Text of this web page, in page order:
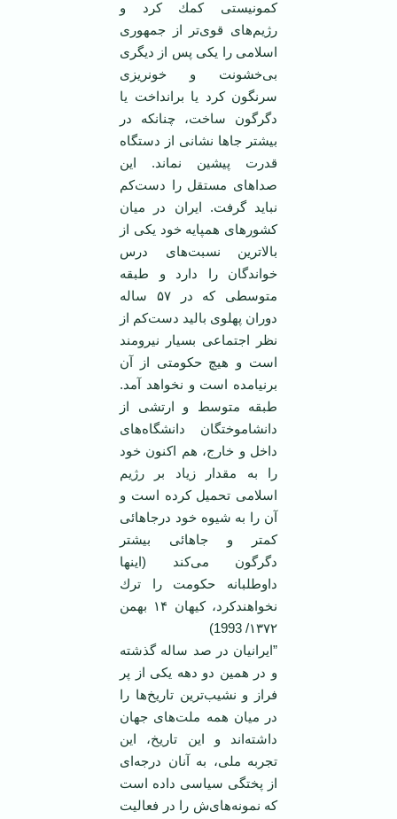
كمونیستی كمك كرد و
رژیم‌های قوی‌تر از جمهوری
اسلامی را یكی پس از دیگری
بی‌خشونت و ‏خونریزی
سرنگون كرد یا برانداخت یا
دگرگون ساخت، چنانكه در
بیشتر جاها نشانی از دستگاه
قدرت ‏پیشین نماند. این
صداهای مستقل را دست‌كم
نباید گرفت. ایران در میان
كشورهای همپایه خود یكی از
‏بالاترین نسبت‌های درس
خواندگان را دارد و طبقه
متوسطی كه در ۵٧ ساله
دوران پهلوی بالید دست‌كم ‏از
نظر اجتماعی بسیار نیرومند
است و هیچ حكومتی از آن
برنیامده است و نخواهد آمد.
طبقه متوسط و ‏ارتشی از
دانشاموختگان دانشگاه‌های
داخل و خارج، هم اكنون خود
را به مقدار زیاد بر رژیم
اسلامی ‏تحمیل كرده است و
آن را به شیوه خود درجاهائی
كمتر و جاهائی بیشتر
دگرگون می‌كند (اینها
داوطلبانه ‏حكومت را ترك
نخواهندكرد، كیهان ١۴ بهمن
١٣٧۲/ 1993)‏
”ایرانیان در صد ساله گذشته
و در همین دو دهه یكی از پر
فراز و نشیب‌ترین تاریخ‌ها را
در میان همه ‏ملت‌های جهان
داشته‌اند و این تاریخ، این
تجربه ملی، به آنان درجه‌ای
از پختگی سیاسی داده است
كه ‏نمونه‌های‌ش را در فعالیت